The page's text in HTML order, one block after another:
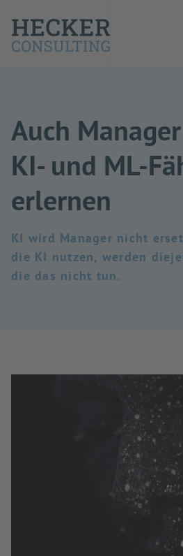
Auch
KI- und ML-
erlernen
KI wird Manager nicht
die KI nutzen, werden
die das nicht tun.